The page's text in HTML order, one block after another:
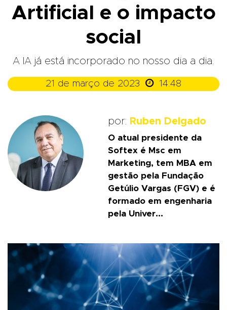
Artificial e o impacto
social
A IA já está incorporado no nosso dia a dia.
21 de março de 2023  14:48
por: Ruben Delgado
O atual presidente da
Softex é Msc em
Marketing, tem MBA em
gestão pela Fundação
Getúlio Vargas (FGV) e é
formado em engenharia
pela Univer...